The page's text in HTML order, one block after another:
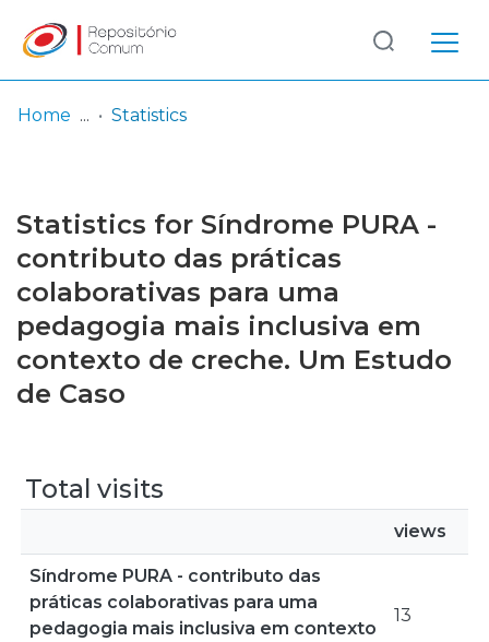
Browse repository
Entities
Log
In
(current)
Home Statistics
Statistics for Síndrome PURA -
contributo das práticas
colaborativas para uma
pedagogia mais inclusiva em
contexto de creche. Um Estudo
de Caso
Total visits
views
Síndrome PURA - contributo das
práticas colaborativas para uma
pedagogia mais inclusiva em contexto
13